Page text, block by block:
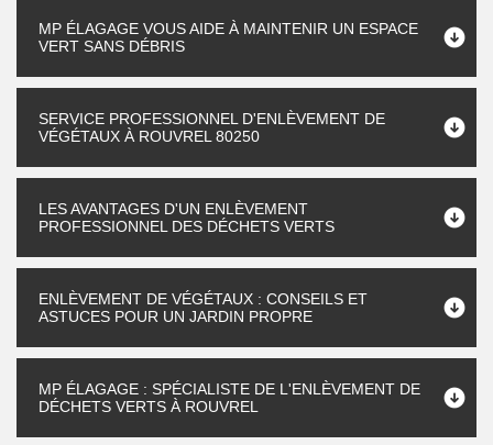
MP ÉLAGAGE VOUS AIDE À MAINTENIR UN ESPACE
VERT SANS DÉBRIS
SERVICE PROFESSIONNEL D'ENLÈVEMENT DE
VÉGÉTAUX À ROUVREL 80250
LES AVANTAGES D'UN ENLÈVEMENT
PROFESSIONNEL DES DÉCHETS VERTS
ENLÈVEMENT DE VÉGÉTAUX : CONSEILS ET
ASTUCES POUR UN JARDIN PROPRE
MP ÉLAGAGE : SPÉCIALISTE DE L'ENLÈVEMENT DE
DÉCHETS VERTS À ROUVREL